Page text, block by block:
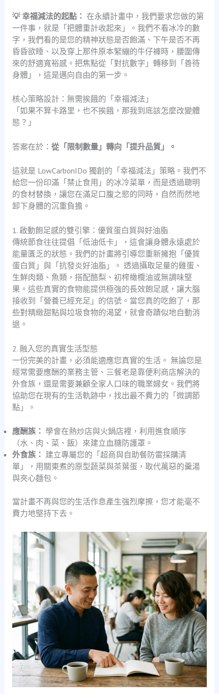
💡 幸福減法的起點： 在永續計畫中，我們要求您做的第
一件事，就是「把體重計收起來」。我們不看冰冷的數
字，我們看的是您的精神狀態是否飽滿、下午是否不再
昏昏欲睡、以及穿上那件原本緊繃的牛仔褲時，腰圍傳
來的舒適寬裕感。把焦點從「對抗數字」轉移到「善待
身體」，這是邁向自由的第一步。
核心策略設計：無需挨餓的「幸福減法」
「如果不算卡路里，也不挨餓，那我到底該怎麼改變體
態？」
答案在於： 從「限制數量」轉向「提升品質」。
這就是 LowCarbonIDo 獨創的「幸福減法」策略。我們不
給您一份印滿「禁止食用」的冰冷菜單，而是透過聰明
的食材替換，讓您在滿足口腹之慾的同時，自然而然地
卸下身體的沉重負擔。
1. 啟動飽足感的雙引擎：優質蛋白質與好油脂
傳統節食往往提倡「低油低卡」，這會讓身體永遠處於
能量匱乏的狀態。我們的計畫將引導您重新擁抱「優質
蛋白質」與「抗發炎好油脂」。 透過攝取足量的雞蛋、
生鮮肉類、魚類，搭配酪梨、初榨橄欖油或無調味堅
果。這些真實的食物能提供極強的長效飽足感，讓大腦
接收到「營養已經充足」的信號。當您真的吃飽了，那
些對精緻甜點與垃圾食物的渴望，就會奇蹟似地自動消
退。
2. 融入您的真實生活型態
一份完美的計畫，必須能適應您真實的生活。 無論您是
經常需要應酬的業務主管、三餐老是靠便利商店解決的
外食族，還是需要兼顧全家人口味的職業婦女。我們將
協助您在現有的生活軌跡中，找出最不費力的「微調節
點」。
應酬族： 學會在熱炒店與火鍋店裡，利用進食順序
（水、肉、菜、飯）來建立血糖防護罩。
外食族： 建立專屬您的「超商與自助餐防雷採購清
單」，用關東煮的原型蔬菜與茶葉蛋，取代萬惡的羹湯
與夾心麵包。
當計畫不再與您的生活作息產生強烈摩擦，您才能毫不
費力地堅持下去。